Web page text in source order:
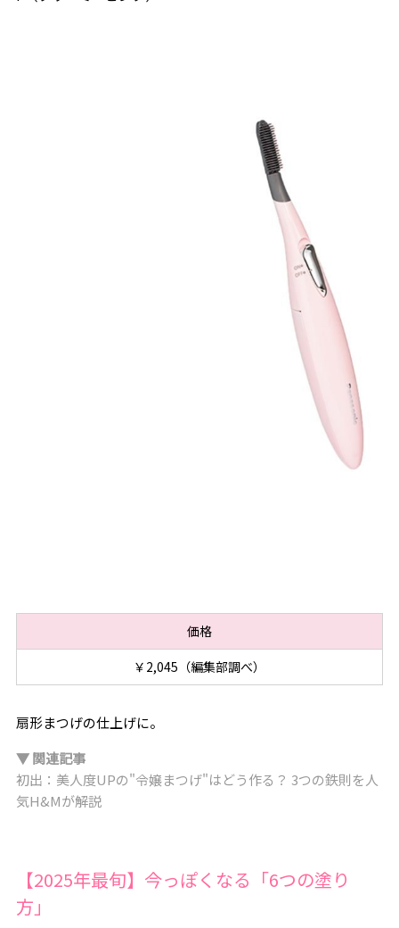
価格
￥2,045（編集部調べ）
扇形まつげの仕上げに。
▼ 関連記事
初出：美人度UPの"令嬢まつげ"はどう作る？ 3つの鉄則を人
気H&Mが解説
【2025年最旬】今っぽくなる「6つの塗り
方」